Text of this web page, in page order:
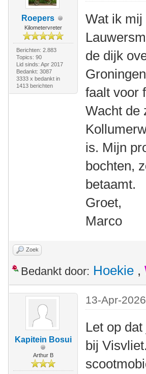
Roepers
Kilometervreter
Berichten: 2.883
Topics: 90
Lid sinds: Apr 2017
Bedankt: 3087
3333 x bedankt in
1413 berichten
Wat ik mij
de dijk
faalt voor
Wacht de
is. Mijn
bochten,
betaamt.
Groet,
Marco
Zoek
Bedankt door: Hoekie ,
Kapitein Bosui
Arthur B
13-Apr-
Let op
bij